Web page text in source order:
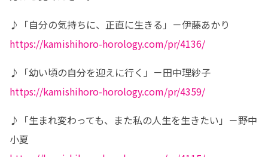
https://kamishihoro-horology.com/pr/4136/
https://kamishihoro-horology.com/pr/4359/
♪「生まれ変わっても、また私の人生を生きたい」－野中